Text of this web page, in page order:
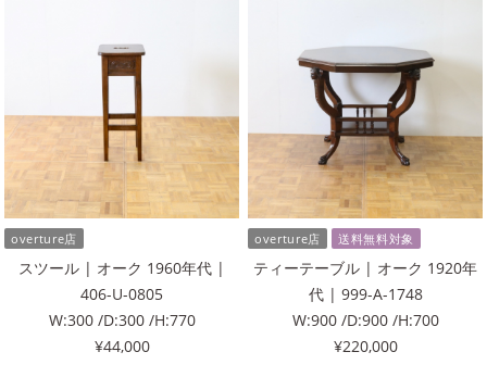
overture店
スツール | オーク 1960年代 |
406-U-0805
W:300 /D:300 /H:770
¥44,000
overture店 送料無料対象
ティーテーブル | オーク 1920年
代 | 999-A-1748
W:900 /D:900 /H:700
¥220,000